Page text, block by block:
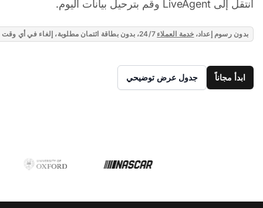
انتقل إلى LiveAgent وقم بترحيل بيانات اليوم.
بدون رسوم إعداد، خدمة العملاء 24/7، بدون بطاقة ائتمان مطلوبة، إلغاء في أي وقت
ابدأ مجاناً جدول عرض توضيحي